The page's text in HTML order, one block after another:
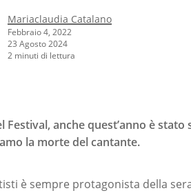
Mariaclaudia Catalano
Febbraio 4, 2022
23 Agosto 2024
2 minuti di lettura
anche quest’anno è stato
la morte del cantante.
è sempre protagonista della